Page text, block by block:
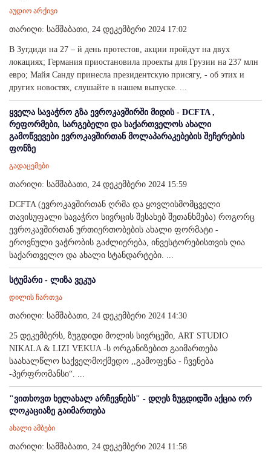
აუდიო არქივი
თარიღი: სამშაბათი, 24 დეკემბერი 2024 17:02
В Зугдиди на 27 – й день протестов, акции пройдут на двух
локациях; Германия приостановила проекты для Грузии на 237 млн
евро; Майя Санду принесла президентскую присягу, - об этих и
других новостях, слушайте в нашем выпуске. ...
ყველა სავაჭრო გზა ევროკავშირში მიდის - DCFTA ,
რეფორმები, სარგებელი და საქართველოს ახალი
გამოწვევები ევროკავშირთან მოლაპარაკებების შეჩერების
ფონზე
გადაცემები
თარიღი: სამშაბათი, 24 დეკემბერი 2024 15:59
DCFTA (ევროკავშირთან ღრმა და ყოვლისმომცველი
თავისუფალი სავაჭრო სივრცის შესახებ შეთანხმება) როგორც
ევროკავშირთან ურთიერთობების ახალი ფორმატი -
ეროვნული ვაჭრობის გაძლიერება, ინვესტორებისთვის ღია
საქართველო და ახალი სტანდარტები. ...
სტუმარი - ლიზა ვეკუა
დილის ჩართვა
თარიღი: სამშაბათი, 24 დეკემბერი 2024 14:30
25 დეკემბერს, ზუგდიდი მოლის სივრცეში, ART STUDIO
NIKALA & LIZI VEKUA -ს ორგანიზებით გაიმართება
საახალწლო საქველმოქმედო ,,გამოფენა - ჩვენება
-პერფრომანსი“. ...
"ვითხოვთ ხელახალ არჩევნებს" - დღეს ზუგდიდში აქცია ორ
ლოკაციაზე გაიმართება
ახალი ამბები
თარიღი: სამშაბათი, 24 დეკემბერი 2024 11:58